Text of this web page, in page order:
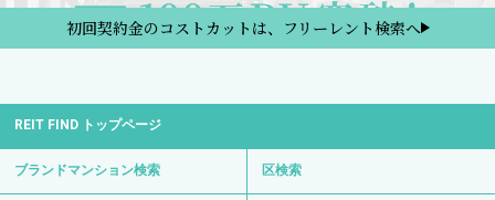
初回契約金のコストカットは、フリーレント検索へ
REIT FIND トップページ
ブランドマンション検索 区検索